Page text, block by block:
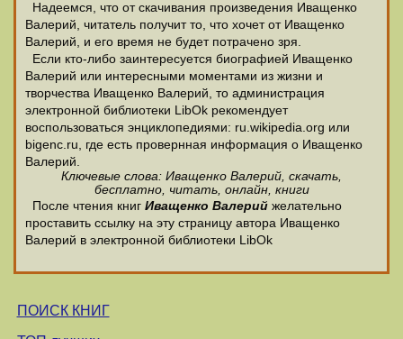
Надеемся, что от скачивания произведения Иващенко
Валерий, читатель получит то, что хочет от Иващенко
Валерий, и его время не будет потрачено зря.
Если кто-либо заинтересуется биографией Иващенко
Валерий или интересными моментами из жизни и
творчества Иващенко Валерий, то администрация
электронной библиотеки LibOk рекомендует
воспользоваться энциклопедиями: ru.wikipedia.org или
bigenc.ru, где есть провернная информация о Иващенко
Валерий.
Ключевые слова: Иващенко Валерий, скачать,
бесплатно, читать, онлайн, книги
После чтения книг Иващенко Валерий желательно
проставить ссылку на эту страницу автора Иващенко
Валерий в электронной библиотеки LibOk
ПОИСК КНИГ